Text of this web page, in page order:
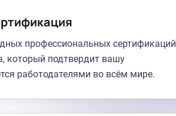
профессиональных сертификаций
который подтвердит вашу
работодателями во всём мире.